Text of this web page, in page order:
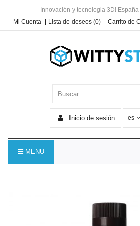
Innovación y tecnologia 3D!
Mi Cuenta
Lista de deseos (0) Carrito de
Inicio de sesión es
MENU